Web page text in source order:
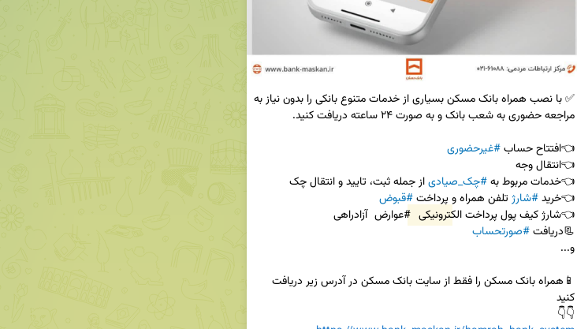
👈افتتاح حساب #غیرحضوری
👈خدمات مربوط به #چک_صیادی
👈خرید #شارژ تلفن همراه و پرداخت #قبوض
👈شارژ کیف پول پرداخت الکترونیکی #عوارض
📃دریافت #صورتحساب
👇👇